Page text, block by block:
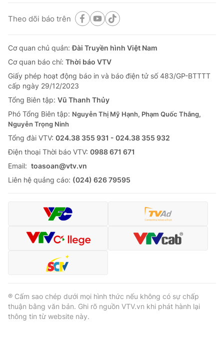
Theo dõi báo trên
Cơ quan chủ quản:Đài Truyền hình Việt Nam
Cơ quan báo chí: Thời báo VTV
Giấy phép hoạt động báo in và báo điện tử số 483/GP-BTTTT
cấp ngày 29/12/2023
Tổng Biên tập: Vũ Thanh Thủy
Phó Tổng Biên tập: Nguyễn Thị Mỹ Hạnh, Phạm Quốc Thắng,
Nguyễn Trọng Ninh
Tổng đài VTV: 024.38 355 931 - 024.38 355 932
Ðiện thoại Thời báo VTV: 0988 671 671
Email: toasoan@vtv.vn
Liên hệ quảng cáo: (024) 626 79595
® Cấm sao chép dưới mọi hình thức nếu không có sự chấp
thuận bằng văn bản. Ghi rõ nguồn VTV.vn khi phát hành lại
thông tin từ website này.